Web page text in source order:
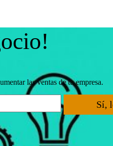
las ventas de tu empresa.
Sí,